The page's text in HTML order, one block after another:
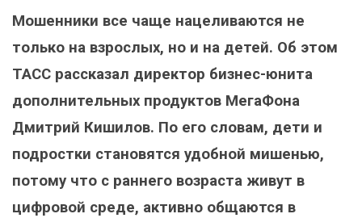
Мошенники все чаще нацеливаются не
только на взрослых, но и на детей. Об этом
ТАСС рассказал директор бизнес-юнита
дополнительных продуктов МегаФона
Дмитрий Кишилов. По его словам, дети и
подростки становятся удобной мишенью,
потому что с раннего возраста живут в
цифровой среде, активно общаются в